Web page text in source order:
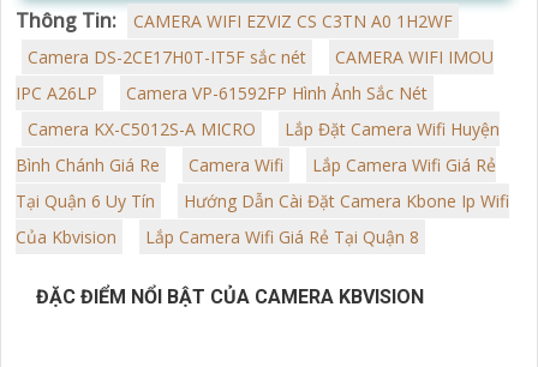
Thông Tin:
CAMERA WIFI EZVIZ CS C3TN A0 1H2WF
Camera DS-2CE17H0T-IT5F sắc nét
CAMERA WIFI IMOU
IPC A26LP
Camera VP-61592FP Hình Ảnh Sắc Nét
Camera KX-C5012S-A MICRO
Lắp Đặt Camera Wifi Huyện
Bình Chánh Giá Re
Camera Wifi
Lắp Camera Wifi Giá Rẻ
Tại Quận 6 Uy Tín
Hướng Dẫn Cài Đặt Camera Kbone Ip Wifi
Của Kbvision
Lắp Camera Wifi Giá Rẻ Tại Quận 8
ĐẶC ĐIỂM NỔI BẬT CỦA CAMERA KBVISION